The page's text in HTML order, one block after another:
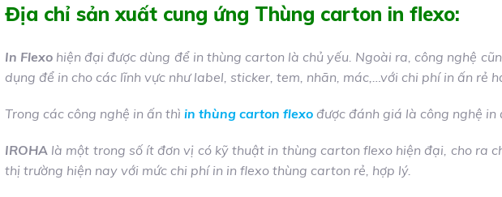
Địa chỉ sản xuất cung ứng Thùng carton in flexo:
In Flexo hiện đại được dùng để in thùng carton là chủ yếu. Ngoài ra, công nghệ
dụng để in cho các lĩnh vực như label, sticker, tem, nhãn, mác,…với chi phí in ấn rẻ
Trong các công nghệ in ấn thì in thùng carton flexo được đánh giá là công nghệ in
IROHA là một trong số ít đơn vị có kỹ thuật in thùng carton flexo hiện đại, cho ra
thị trường hiện nay với mức chi phí in in flexo thùng carton rẻ, hợp lý.